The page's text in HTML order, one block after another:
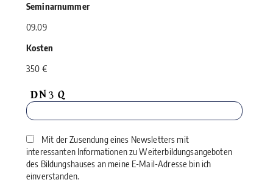
Seminarnummer
09.09
Kosten
350 €
Mit der Zusendung eines Newsletters mit
interessanten Informationen zu Weiterbildungsangeboten
des Bildungshauses an meine E-Mail-Adresse bin ich
einverstanden.